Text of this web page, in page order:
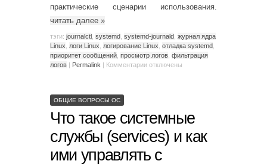
практические сценарии использования.
читать далее »
тэги: journalctl systemd systemd-journald журнал ядра
Linux
логи Linux логирование Linux отладка systemd
приоритет сообщений просмотр логов фильтрация
логов | Permalink | Комментарии отключены
ОБЩИЕ ВОПРОСЫ ОС
Что такое системные
службы (services) и как
ими управлять с